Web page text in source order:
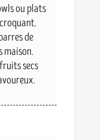
ou plats
de
maison.
secs